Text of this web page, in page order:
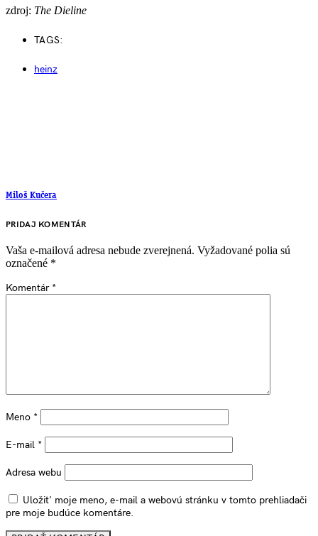
zdroj: The Dieline
TAGS:
heinz
Miloš Kučera
PRIDAJ KOMENTÁR
Vaša e-mailová adresa nebude zverejnená. Vyžadované polia sú
označené *
Komentár *
Meno *
E-mail *
Adresa webu
Uložiť moje meno, e-mail a webovú stránku v tomto prehliadači
pre moje budúce komentáre.